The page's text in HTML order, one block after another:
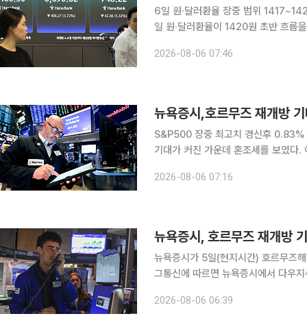
6일 원·달러환율 장중 범위
일 원·달러환율이 1420원 초반 흐름을 이어갈 것
며 1420원대 초반 흐름을 이어갈 것"
2026-08-06 07:46
뉴욕증시,호르무즈 재개방
S&P500 장중 최고치 경신후 0.83% 하락 마감 뉴욕증시가 5일(현지시간
기대가 커진 가운데 혼조세를 보였다. 이날 블룸버그통신에 따르면 뉴욕증시에서 다우지수는 전장
12.97포인트(0.17%) 밀린 7723.55
2026-08-06 07:16
뉴욕증시, 호르무즈 재개
뉴욕증시가 5일(현지시간) 호르무즈해협
그통신에 따르면 뉴욕증시에서 다
의 나스닥 종합지수는 전장보다
2026-08-06 06:39